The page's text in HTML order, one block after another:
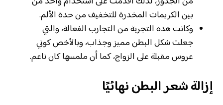
بين الكريمات المخدرة للتخفيف من حدة الألم.
وكانت هذه التجربة من التجارب الفعالة، والتي
جعلت شكل البطن مميز وجذاب، وبالأخص كوني
عروس مقبلة على الزواج، كما أن ملمسها كان ناعم.
إزالة شعر البطن نهائيًا